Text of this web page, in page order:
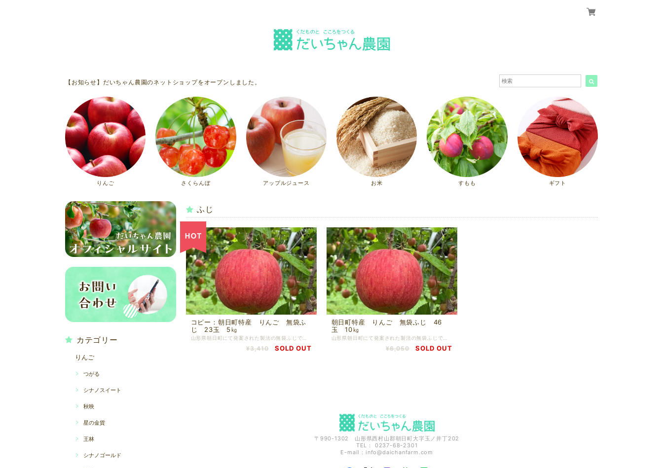
【お知らせ】だいちゃん農園のネットショップをオープンしました。
りんご さくらんぼ アップルジュース お米 すもも ギフト
カテゴリー
りんご
つがる
シナノスイート
秋映
星の金貨
王林
シナノゴールド
ふじ
コピー：朝日町特産 りんご 無袋ふ
じ 23玉 5㎏
¥3,410 SOLD OUT
朝日町特産 りんご 無袋ふじ 46
玉 10㎏
¥6,050 SOLD OUT
〒990-1302 山形県西村山郡朝日町大字玉ノ井丁202
TEL： 0237-68-2301
E-mail： info@daichanfarm.com